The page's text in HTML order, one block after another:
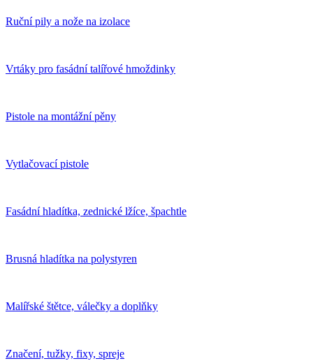
Ruční pily a nože na izolace
Vrtáky pro fasádní talířové hmoždinky
Pistole na montážní pěny
Vytlačovací pistole
Fasádní hladítka, zednické lžíce, špachtle
Brusná hladítka na polystyren
Malířské štětce, válečky a doplňky
Značení, tužky, fixy, spreje